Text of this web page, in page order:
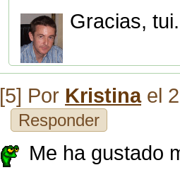
Gracias, tui.
[5] Por Kristinael
Responder
Me ha gustado